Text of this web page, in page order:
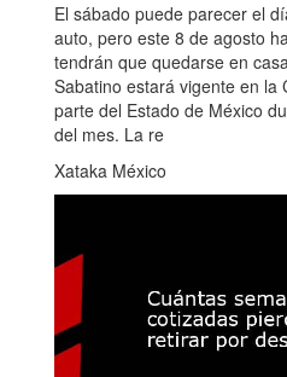
El sábado puede parecer el
auto, pero este 8 de agosto
tendrán que quedarse en
Sabatino estará vigente en la
parte del Estado de México
del mes. La re
Xataka México